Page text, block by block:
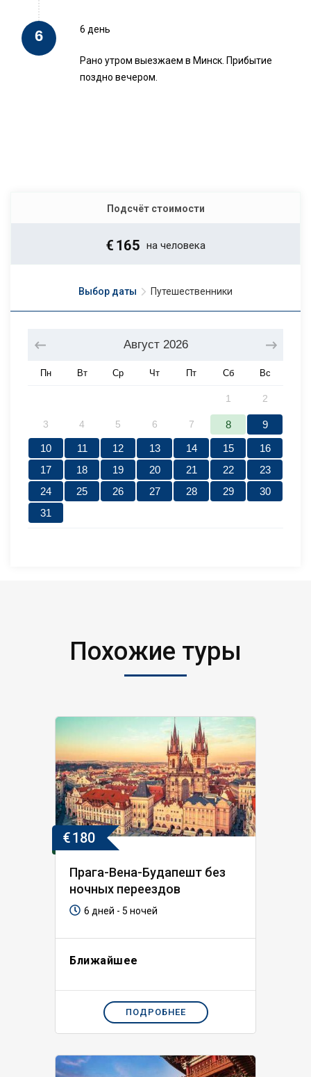
6 день
Рано утром выезжаем в Минск. Прибытие
поздно вечером.
Подсчёт стоимости
€ 165 на человека
Выбор даты Путешественники
Август 2026
Пн Вт Ср Чт Пт Сб Вс
1 2
3 4 5 6 7 8
9
10
11 12 13 14 15
16
17
18 19 20 21 22
23
24
25 26 27 28 29
30
31
Похожие туры
€180
Прага-Вена-Будапешт без
ночных переездов
6 дней - 5 ночей
Ближайшее
ПОДРОБНЕЕ